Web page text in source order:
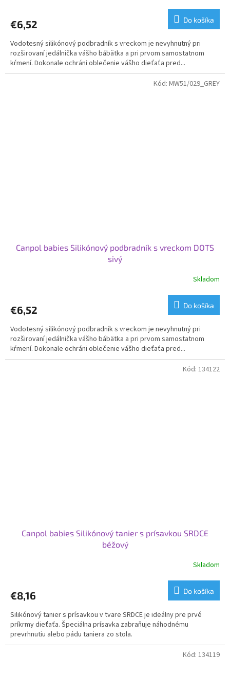
€6,52 Do košíka
Vodotesný silikónový podbradník s vreckom je nevyhnutný pri
rozširovaní jedálnička vášho bábätka a pri prvom samostatnom
kŕmení. Dokonale ochráni oblečenie vášho dieťaťa pred...
Canpol babies Silikónový podbradník s vreckom DOTS
sivý
Skladom
€6,52 Do košíka
Vodotesný silikónový podbradník s vreckom je nevyhnutný pri
rozširovaní jedálnička vášho bábätka a pri prvom samostatnom
kŕmení. Dokonale ochráni oblečenie vášho dieťaťa pred...
Kód: MW51/029_GREY
Canpol babies Silikónový tanier s prísavkou SRDCE
béžový
Skladom
€8,16 Do košíka
Silikónový tanier s prísavkou v tvare SRDCE je ideálny pre prvé
príkrmy dieťaťa. Špeciálna prísavka zabraňuje náhodnému
prevrhnutiu alebo pádu taniera zo stola.
Kód: 134122
Kód: 134119